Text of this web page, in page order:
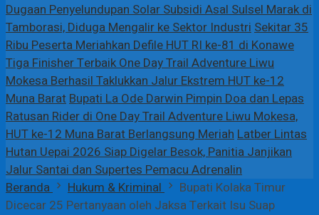
Dugaan Penyelundupan Solar Subsidi Asal Sulsel Marak di
Tamborasi, Diduga Mengalir ke Sektor IndustriSekitar 35
Ribu Peserta Meriahkan Defile HUT RI ke-81 di Konawe
Tiga Finisher Terbaik One Day Trail Adventure Liwu
Mokesa Berhasil Taklukkan Jalur Ekstrem HUT ke-12
Muna BaratBupati La Ode Darwin Pimpin Doa dan Lepas
Ratusan Rider di One Day Trail Adventure Liwu Mokesa,
HUT ke-12 Muna Barat Berlangsung MeriahLatber Lintas
Hutan Uepai 2026 Siap Digelar Besok, Panitia Janjikan
Jalur Santai dan Supertes Pemacu Adrenalin
Beranda
Hukum & Kriminal
Bupati Kolaka Timur
Dicecar 25 Pertanyaan oleh Jaksa Terkait Isu Suap